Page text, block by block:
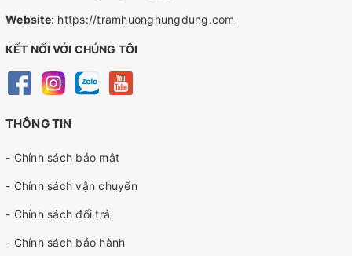
Website: https://tramhuonghungdung.com
KẾT NỐI VỚI CHÚNG TÔI
THÔNG TIN
- Chính sách bảo mật
- Chính sách vận chuyển
- Chính sách đổi trả
- Chính sách bảo hành